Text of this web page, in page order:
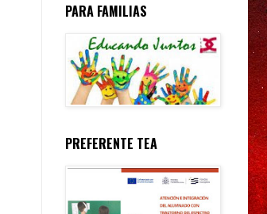
PARA FAMILIAS
PREFERENTE TEA